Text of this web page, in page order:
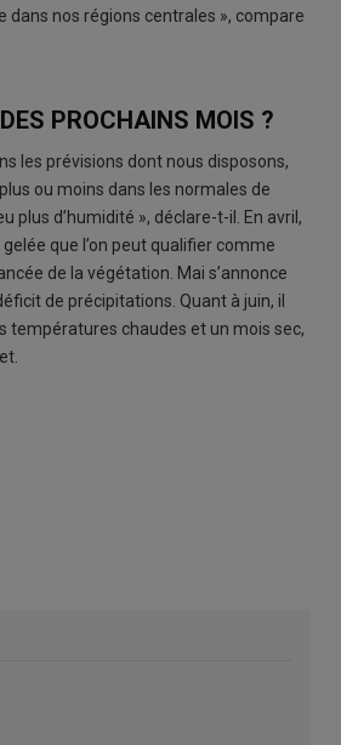
dans nos régions centrales », compare
PROCHAINS MOIS ?
les prévisions dont nous disposons,
ou moins dans les normales de
plus d’humidité », déclare-t-il. En avril,
que l’on peut qualifier comme
de la végétation. Mai s’annonce
de précipitations. Quant à juin, il
températures chaudes et un mois sec,